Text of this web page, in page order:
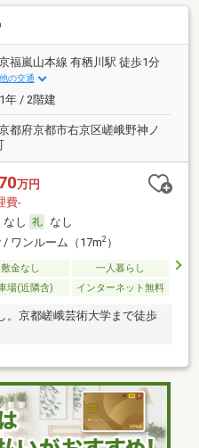
福嵐山本線 有栖川駅 徒歩1分
の交通
年 / 2階建
都府京都市右京区嵯峨野神ノ
万円
費-
なし
なし
/ ワンルーム（17m2）
敷金なし
一人暮らし
場(近隣含) インターネット無料
。京都嵯峨芸術大学まで徒歩